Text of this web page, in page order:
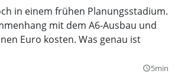
in einem frühen Planungsstadium.
mit dem A6-Ausbau und
Euro kosten. Was genau ist
query_builder5min